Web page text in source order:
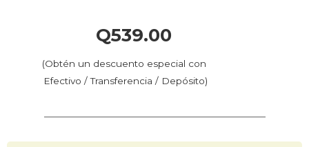
Restos
y
Crear
Q539.00
(Obtén un descuento especial con
Efectivo / Transferencia / Depósito)